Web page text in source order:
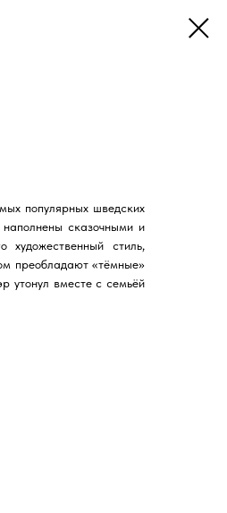
популярных шведских
сказочными и
стиль,
преобладают «тёмные»
утонул вместе с семьёй